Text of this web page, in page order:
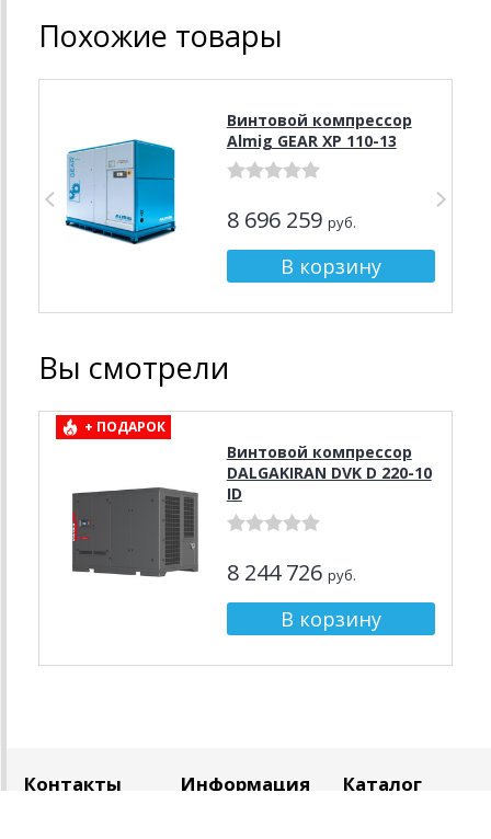
Похожие товары
Винтовой компрессор
Almig GEAR XP 110-13
8 696 259 руб.
Вы смотрели
+ ПОДАРОК
Винтовой компрессор
DALGAKIRAN DVK D 220-10
ID
8 244 726 руб.
Контакты Информация Каталог